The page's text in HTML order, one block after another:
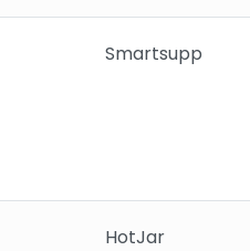
Smartsupp
HotJar